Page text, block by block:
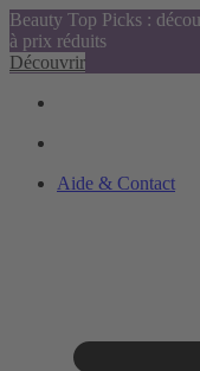
Beauty Top Picks :
à prix réduits
Découvrir
Aide & Contact